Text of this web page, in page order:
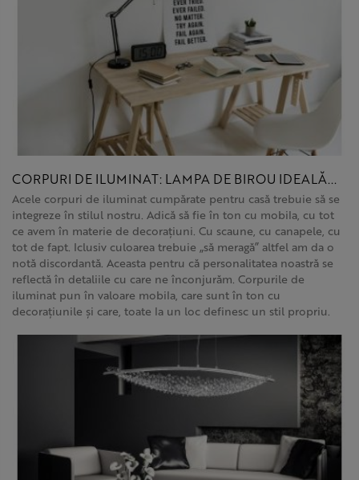
CORPURI DE ILUMINAT: LAMPA DE BIROU IDEALĂ...
Acele corpuri de iluminat cumpărate pentru casă trebuie să se
integreze în stilul nostru. Adică să fie în ton cu mobila, cu tot
ce avem în materie de decorațiuni. Cu scaune, cu canapele, cu
tot de fapt. Iclusiv culoarea trebuie „să meragă” altfel am da o
notă discordantă. Aceasta pentru că personalitatea noastră se
reflectă în detaliile cu care ne înconjurăm. Corpurile de
iluminat pun în valoare mobila, care sunt în ton cu
decorațiunile și care, toate la un loc definesc un stil propriu.